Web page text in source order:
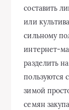
составить
или
сильному
интернет-
разделить
пользуются
зимой
семян